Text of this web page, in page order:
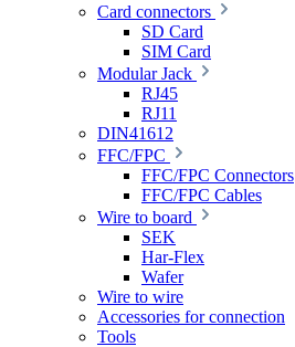
Card connectors
SD Card
SIM Card
Modular Jack
RJ45
RJ11
DIN41612
FFC/FPC
FFC/FPC Connectors
FFC/FPC Cables
Wire to board
SEK
Har-Flex
Wafer
Wire to wire
Accessories for connection
Tools